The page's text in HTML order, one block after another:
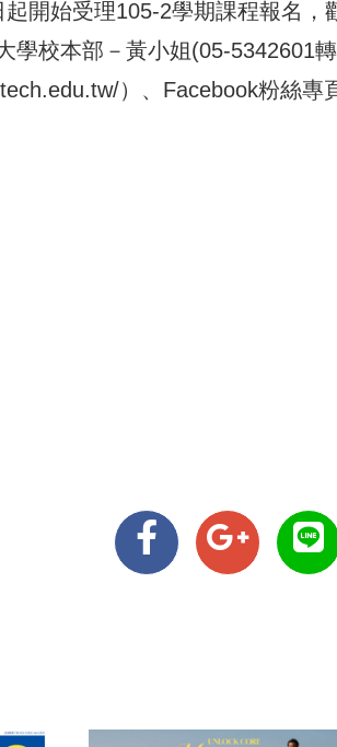
開始受理105-2學期課程報名
學校本部－黃小姐(05-5342601
）、Facebook粉絲專